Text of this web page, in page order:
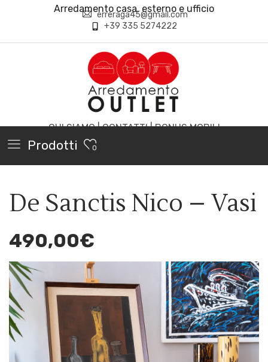
Arredamento casa, esterno e ufficio
erreraga45@gmail.com
+39 335 5274222
CHI SIAMO|CONTATTI|BONUS MOBILI
Prodotti 0
De Sanctis Nico – Vasi
490,00€